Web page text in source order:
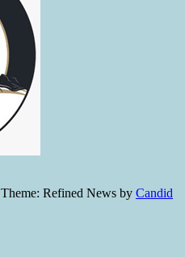
Theme: Refined News by Candid